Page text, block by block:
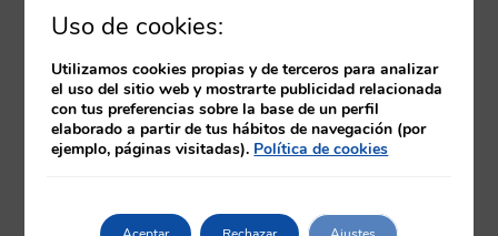
Actualización en
farmacología
Uso de cookies:
Utilizamos cookies propias y de terceros para analizar
el uso del sitio web y mostrarte publicidad relacionada
con tus preferencias sobre la base de un perfil
elaborado a partir de tus hábitos de navegación (por
ejemplo, páginas visitadas). Política de cookies